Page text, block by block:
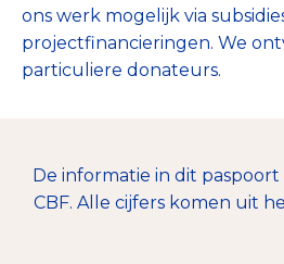
€
ons werk mogelijk via
projectfinancieringen. We
particuliere donateurs.
De informatie in dit
CBF. Alle cijfers komen uit